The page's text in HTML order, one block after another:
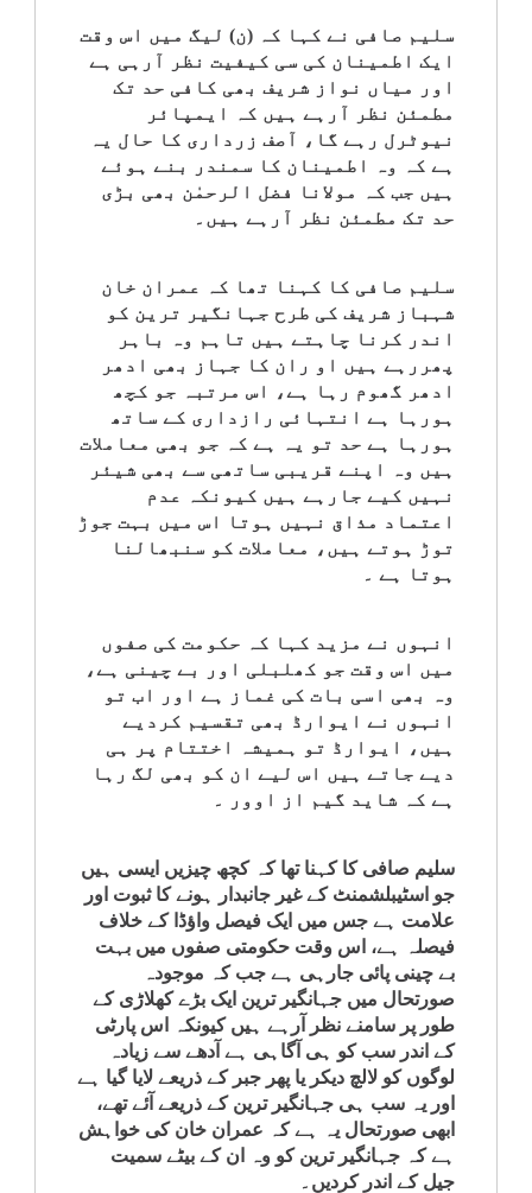
سلیم صافی نے کہا کہ (ن) لیگ میں اس وقت
ایک اطمینان کی سی کیفیت نظر آرہی ہے
اور میاں نواز شریف بھی کافی حد تک
مطمئن نظر آرہے ہیں کہ ایمپائر
نیوٹرل رہے گا، آصف زرداری کا حال یہ
ہے کہ وہ اطمینان کا سمندر بنے ہوئے
ہیں جب کہ مولانا فضل الرحمٰن بھی بڑی
حد تک مطمئن نظر آرہے ہیں۔
سلیم صافی کا کہنا تھا کہ عمران خان
شہباز شریف کی طرح جہانگیر ترین کو
اندر کرنا چاہتے ہیں تاہم وہ باہر
پھررہے ہیں او ران کا جہاز بھی ادھر
ادھر گھوم رہا ہے، اس مرتبہ جو کچھ
ہورہا ہے انتہائی رازداری کے ساتھ
ہورہا ہے حد تو یہ ہے کہ جو بھی معاملات
ہیں وہ اپنے قریبی ساتھی سے بھی شیئر
نہیں کیے جارہے ہیں کیونکہ عدم
اعتماد مذاق نہیں ہوتا اس میں بہت جوڑ
توڑ ہوتے ہیں، معاملات کو سنبھالنا
ہوتا ہے ۔
انہوں نے مزید کہا کہ حکومت کی صفوں
میں اس وقت جو کھلبلی اور بے چینی ہے،
وہ بھی اسی بات کی غماز ہے اور اب تو
انہوں نے ایوارڈ بھی تقسیم کردیے
ہیں، ایوارڈ تو ہمیشہ اختتام پر ہی
دیے جاتے ہیں اس لیے ان کو بھی لگ رہا
ہے کہ شاید گیم از اوور ۔
سلیم صافی کا کہنا تھا کہ کچھ چیزیں ایسی ہیں
جو اسٹیبلشمنٹ کے غیر جانبدار ہونے کا ثبوت اور
علامت ہے جس میں ایک فیصل واؤڈا کے خلاف
فیصلہ ہے، اس وقت حکومتی صفوں میں بہت
بے چینی پائی جارہی ہے جب کہ موجودہ
صورتحال میں جہانگیر ترین ایک بڑے کھلاڑی کے
طور پر سامنے نظر آرہے ہیں کیونکہ اس پارٹی
کے اندر سب کو ہی آگاہی ہے آدھے سے زیادہ
لوگوں کو لالچ دیکر یا پھر جبر کے ذریعے لایا گیا ہے
اور یہ سب ہی جہانگیر ترین کے ذریعے آئے تھے،
ابھی صورتحال یہ ہے کہ عمران خان کی خواہش
ہے کہ جہانگیر ترین کو وہ ان کے بیٹے سمیت
جیل کے اندر کردیں۔